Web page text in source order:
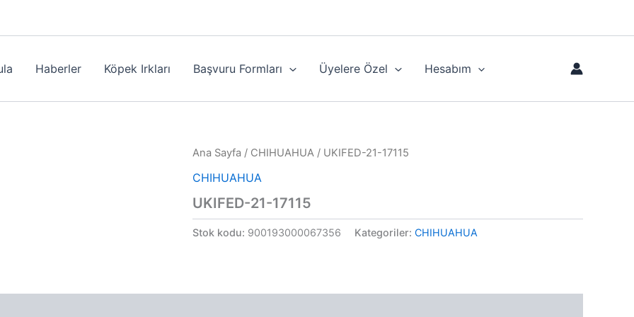
Haberler Köpek Irkları Başvuru Formları Üyelere Özel Hesabım
Ana Sayfa / CHIHUAHUA / UKIFED-21-17115
CHIHUAHUA
UKIFED-21-17115
Stok kodu: 900193000067356 Kategoriler: CHIHUAHUA